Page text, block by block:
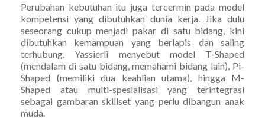
Perubahan kebutuhan itu juga tercermin pada model
kompetensi yang dibutuhkan dunia kerja. Jika dulu
seseorang cukup menjadi pakar di satu bidang, kini
dibutuhkan kemampuan yang berlapis dan saling
terhubung. Yassierli menyebut model T-Shaped
(mendalam di satu bidang, memahami bidang lain), Pi-
Shaped (memiliki dua keahlian utama), hingga M-
Shaped atau multi-spesialisasi yang terintegrasi
sebagai gambaran skillset yang perlu dibangun anak
muda.